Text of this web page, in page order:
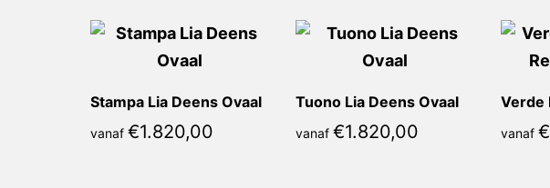
Stampa Lia Deens Ovaal
vanaf €1.820,00
Tuono Lia Deens Ovaal
vanaf €1.820,00 vanaf €